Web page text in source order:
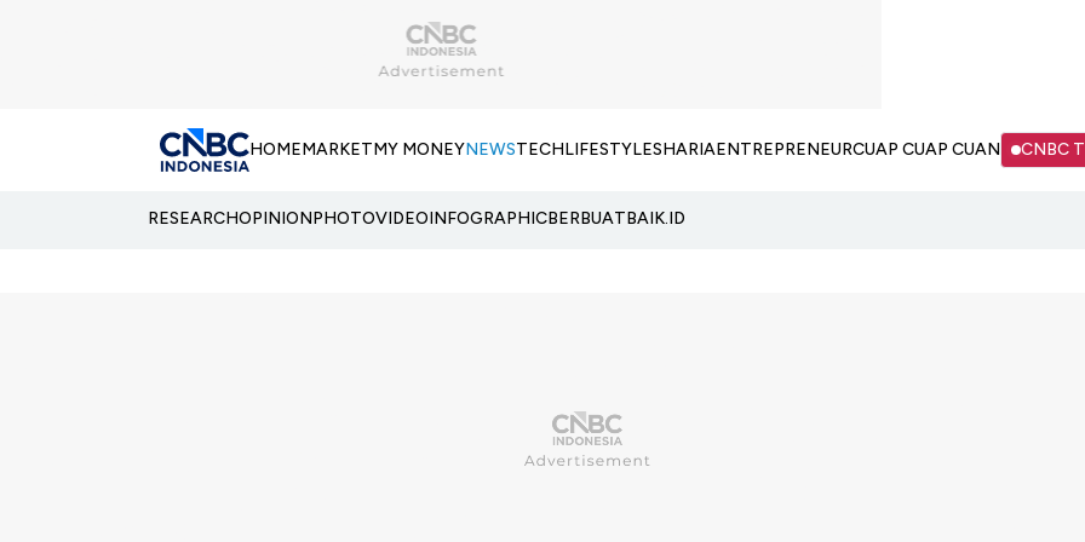
HOMEMARKETMY MONEYNEWSTECHLIFESTYLESHARIAENTREPRENEURCUAP CUAP CUAN CNBC
RESEARCHOPINIONPHOTOVIDEOINFOGRAPHICBERBUATBAIK.ID